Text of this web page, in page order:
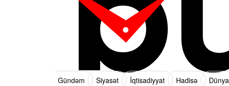
Gündəm Siyasət İqtisadiyyat Hadisə Dünya